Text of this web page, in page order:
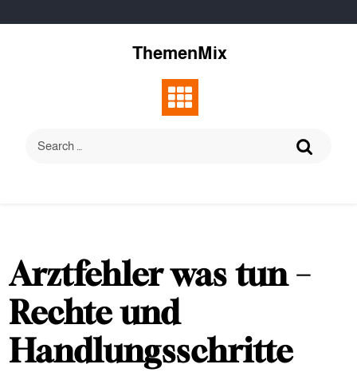
to
ThemenMix
Arztfehler was tun –
Rechte und
Handlungsschritte